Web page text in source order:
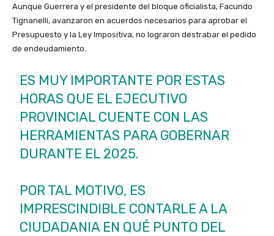
Aunque Guerrera y el presidente del bloque oficialista, Facundo
Tignanelli, avanzaron en acuerdos necesarios para aprobar el
Presupuesto y la Ley Impositiva, no lograron destrabar el pedido
de endeudamiento.
ES MUY IMPORTANTE POR ESTAS
HORAS QUE EL EJECUTIVO
PROVINCIAL CUENTE CON LAS
HERRAMIENTAS PARA GOBERNAR
DURANTE EL 2025.
POR TAL MOTIVO, ES
IMPRESCINDIBLE CONTARLE A LA
CIUDADANIA EN QUÉ PUNTO DEL